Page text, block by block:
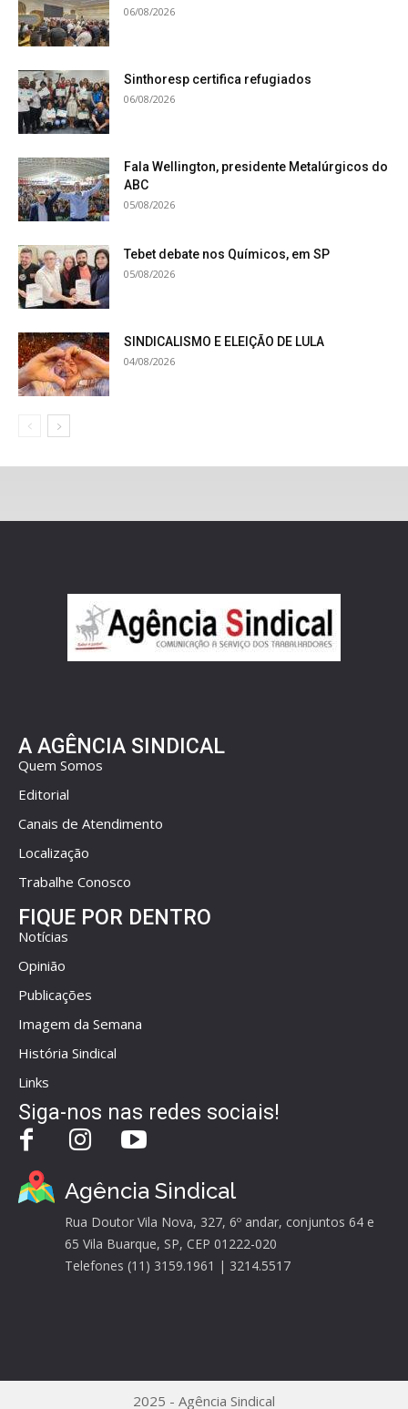
06/08/2026
Sinthoresp certifica refugiados
06/08/2026
Fala Wellington, presidente Metalúrgicos do
ABC
05/08/2026
Tebet debate nos Químicos, em SP
05/08/2026
SINDICALISMO E ELEIÇÃO DE LULA
04/08/2026
A AGÊNCIA SINDICAL
Quem Somos
Editorial
Canais de Atendimento
Localização
Trabalhe Conosco
FIQUE POR DENTRO
Notícias
Opinião
Publicações
Imagem da Semana
História Sindical
Links
Siga-nos nas redes sociais!
Agência Sindical
Rua Doutor Vila Nova, 327, 6º andar, conjuntos 64 e
65 Vila Buarque, SP, CEP 01222-020
Telefones (11) 3159.1961 | 3214.5517
2025 - Agência Sindical